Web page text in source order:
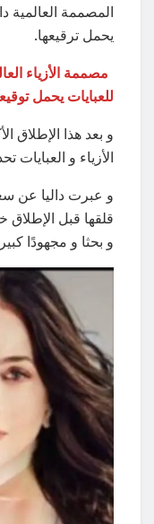
المصممة العالمية
يحمل ترقيعها.
مصممة الأزياء
للعبايات يحمل
و بعد هذا الإطلاق
الأزياء و العبايات
و عبرت داليا عن
قلقها قبل
و بحثا و مجهودًا